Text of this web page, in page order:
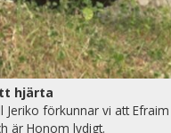
hjärta
Jeriko förkunnar vi att
är Honom lydigt.